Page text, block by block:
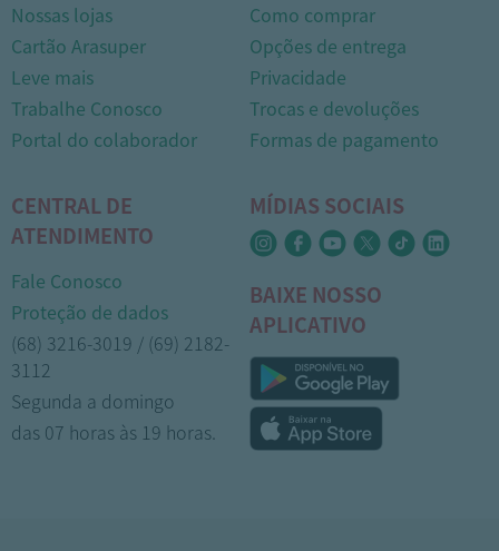
Nossas lojas
Cartão Arasuper
Leve mais
Trabalhe Conosco
Portal do colaborador
Como comprar
Opções de entrega
Privacidade
Trocas e devoluções
Formas de pagamento
CENTRAL DE
ATENDIMENTO
Fale Conosco
Proteção de dados
(68) 3216-3019 / (69) 2182-
3112
Segunda a domingo
das 07 horas às 19 horas.
MÍDIAS SOCIAIS
BAIXE NOSSO
APLICATIVO